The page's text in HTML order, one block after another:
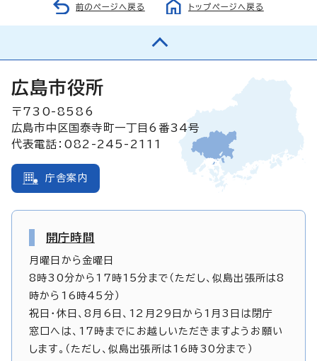
前のページへ戻る トップページへ戻る
広島市役所
〒730-8586
広島市中区国泰寺町一丁目6番34号
代表電話：082-245-2111
庁舎案内
開庁時間
月曜日から金曜日
8時30分から17時15分まで（ただし、似島出張所は8
時から16時45分）
祝日・休日、8月6日、12月29日から1月3日は閉庁
窓口へは、17時までにお越しいただきますようお願い
します。（ただし、似島出張所は16時30分まで）